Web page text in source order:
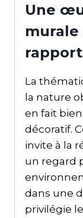
Une
La
la nature
en fait
décoratif.
invite à la
un regard
dans une
privilégie